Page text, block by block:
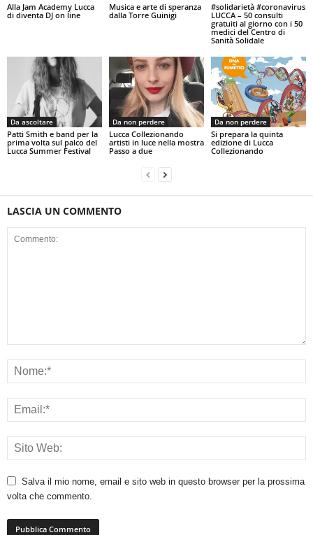
Alla Jam Academy Lucca
di diventa DJ on line
Musica e arte di speranza
dalla Torre Guinigi
#solidarietà #coronavirus
LUCCA – 50 consulti
gratuiti al giorno con i 50
medici del Centro di
Sanità Solidale
Da ascoltare
Patti Smith e band per la
prima volta sul palco del
Lucca Summer Festival
Da non perdere
Lucca Collezionando
artisti in luce nella mostra
Passo a due
Da non perdere
Si prepara la quinta
edizione di Lucca
Collezionando
LASCIA UN COMMENTO
Salva il mio nome, email e sito web in questo browser per la prossima
volta che commento.